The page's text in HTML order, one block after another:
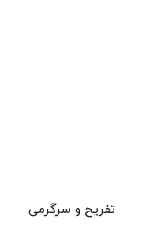
تفریح و سرگرمی